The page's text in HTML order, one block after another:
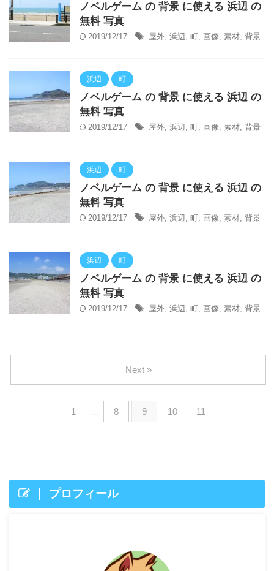
ノベルゲーム の 背景 に使える 浜辺 の
無料 写真
2019/12/17 屋外, 浜辺, 町, 画像, 素材, 背景
浜辺 町
ノベルゲーム の 背景 に使える 浜辺 の
無料 写真
2019/12/17 屋外, 浜辺, 町, 画像, 素材, 背景
浜辺 町
ノベルゲーム の 背景 に使える 浜辺 の
無料 写真
2019/12/17 屋外, 浜辺, 町, 画像, 素材, 背景
浜辺 町
ノベルゲーム の 背景 に使える 浜辺 の
無料 写真
2019/12/17 屋外, 浜辺, 町, 画像, 素材, 背景
1 … 8 9 10 11
Next »
プロフィール